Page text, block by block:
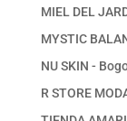
MIEL DEL
MYSTIC
NU SKIN -
R STORE